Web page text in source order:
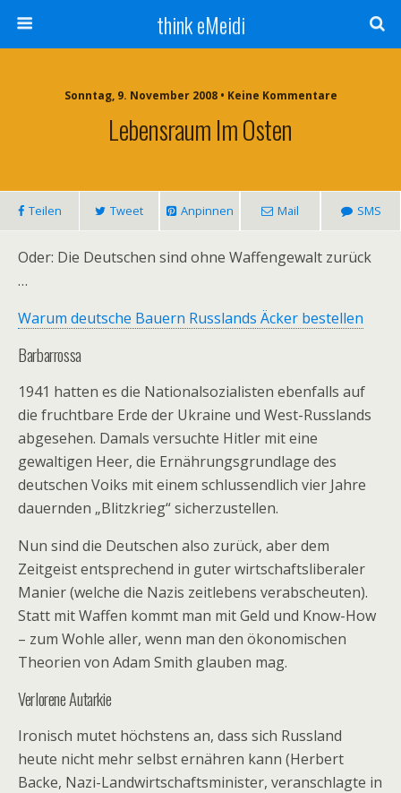
think eMeidi
Sonntag, 9. November 2008 • Keine Kommentare
Lebensraum Im Osten
Teilen Tweet Anpinnen Mail SMS
Oder: Die Deutschen sind ohne Waffengewalt zurück
…
Warum deutsche Bauern Russlands Äcker bestellen
Barbarrossa
1941 hatten es die Nationalsozialisten ebenfalls auf
die fruchtbare Erde der Ukraine und West-Russlands
abgesehen. Damals versuchte Hitler mit eine
gewaltigen Heer, die Ernährungsgrundlage des
deutschen Voiks mit einem schlussendlich vier Jahre
dauernden „Blitzkrieg“ sicherzustellen.
Nun sind die Deutschen also zurück, aber dem
Zeitgeist entsprechend in guter wirtschaftsliberaler
Manier (welche die Nazis zeitlebens verabscheuten).
Statt mit Waffen kommt man mit Geld und Know-How
– zum Wohle aller, wenn man den ökonomischen
Theorien von Adam Smith glauben mag.
Verlorene Autarkie
Ironisch mutet höchstens an, dass sich Russland
heute nicht mehr selbst ernähren kann (Herbert
Backe, Nazi-Landwirtschaftsminister, veranschlagte in